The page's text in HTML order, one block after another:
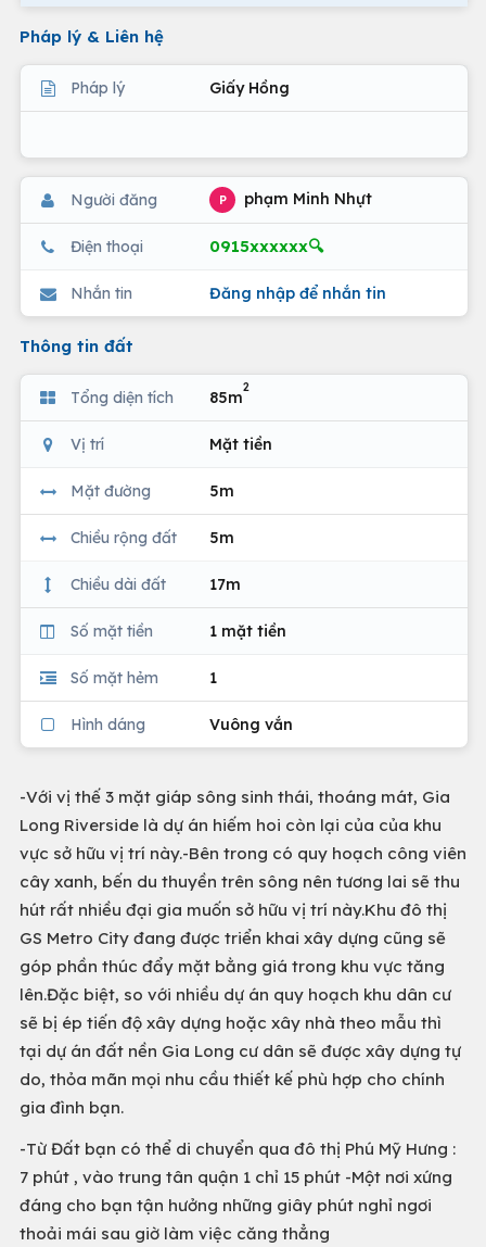
Pháp lý & Liên hệ
Pháp lý Giấy Hồng
Người đăng P phạm Minh Nhựt
Điện thoại 0915xxxxxx🔍
Nhắn tin Đăng nhập để nhắn tin
Thông tin đất
Tổng diện tích 85m
2
Vị trí Mặt tiền
Mặt đường 5m
Chiều rộng đất 5m
Chiều dài đất 17m
Số mặt tiền 1 mặt tiền
Số mặt hẻm 1
Hình dáng Vuông vắn
-Với vị thế 3 mặt giáp sông sinh thái, thoáng mát, Gia
Long Riverside là dự án hiếm hoi còn lại của của khu
vực sở hữu vị trí này.-Bên trong có quy hoạch công viên
cây xanh, bến du thuyền trên sông nên tương lai sẽ thu
hút rất nhiều đại gia muốn sở hữu vị trí này.Khu đô thị
GS Metro City đang được triển khai xây dựng cũng sẽ
góp phần thúc đẩy mặt bằng giá trong khu vực tăng
lên.Đặc biệt, so với nhiều dự án quy hoạch khu dân cư
sẽ bị ép tiến độ xây dựng hoặc xây nhà theo mẫu thì
tại dự án đất nền Gia Long cư dân sẽ được xây dựng tự
do, thỏa mãn mọi nhu cầu thiết kế phù hợp cho chính
gia đình bạn.
-Từ Đất bạn có thể di chuyển qua đô thị Phú Mỹ Hưng :
7 phút , vào trung tân quận 1 chỉ 15 phút -Một nơi xứng
đáng cho bạn tận hưởng những giây phút nghỉ ngơi
thoải mái sau giờ làm việc căng thẳng